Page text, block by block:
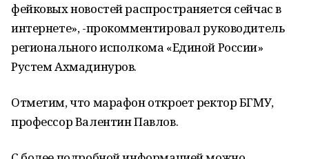
фейковых новостей распространяется сейчас в
интернете», -прокомментировал руководитель
регионального исполкома «Единой России»
Рустем Ахмадинуров.
Отметим, что марафон откроет ректор БГМУ,
профессор Валентин Павлов.